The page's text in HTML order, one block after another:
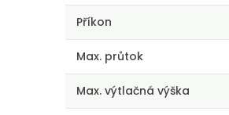
Příkon
Max. průtok
Max. výtlačná výška